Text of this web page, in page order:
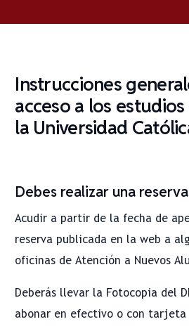
Instrucciones
acceso a los
la Universidad
Debes realizar una
Acudir a partir de la fecha de
reserva publicada en la web a
oficinas de Atención a Nuevos
Deberás llevar la Fotocopia del
abonar en efectivo o con tarjeta